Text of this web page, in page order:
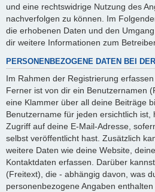
und eine rechtswidrige Nutzung des
nachverfolgen zu können. Im
die erhobenen Daten und den
dir weitere Informationen zum
PERSONENBEZOGENE DATEN BEI
Im Rahmen der Registrierung
Ferner ist von dir ein Benutzernamen
eine Klammer über all deine Beiträge
Benutzername für jeden ersichtlich
Zugriff auf deine E-Mail-Adresse,
selbst veröffentlicht hast. Zusätzlich
weitere Daten wie deine Website,
Kontaktdaten erfassen. Darüber
(Freitext), die - abhängig davon, was
personenbezogene Angaben